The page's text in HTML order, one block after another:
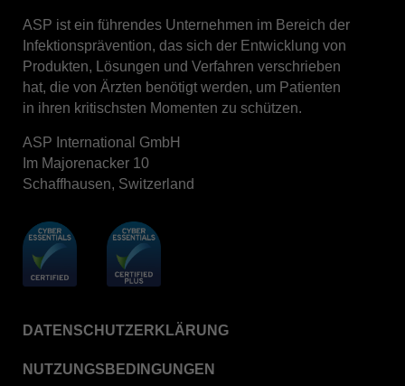
STERRAD™ 100NX Cassettes
STERRAD™ System Cassettes Collection Box
STERRAD SI™ 100 System
STERRAD™ 100S System
STERRAD™ 100S Cassettes
Thermal Printer Paper Mini Reader
TYVEK
Pouch with STERRAD™ Chemical
Indicator
STERRAD VELOCITY™ Biological Indicator (BI)/
STERRAD VELOCITY™ BI Activator
ASP ist ein führendes Unternehmen im Bereich der
Infektionsprävention, das sich der Entwicklung von
Produkten, Lösungen und Verfahren verschrieben
hat, die von Ärzten benötigt werden, um Patienten
in ihren kritischsten Momenten zu schützen.
ASP International GmbH
Im Majorenacker 10
Schaffhausen, Switzerland
DATENSCHUTZERKLÄRUNG
NUTZUNGSBEDINGUNGEN